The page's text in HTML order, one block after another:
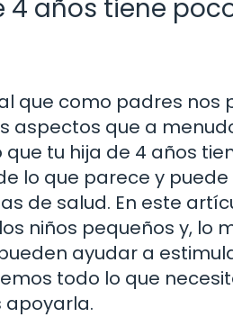
4 años tiene
que como padres nos
aspectos que a
tu hija de 4 años
lo que parece y
de salud. En este
niños pequeños y, lo
ayudar a
todo lo que
apoyarla.